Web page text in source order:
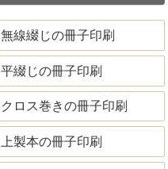
無線綴じの冊子印刷
平綴じの冊子印刷
クロス巻きの冊子印刷
上製本の冊子印刷